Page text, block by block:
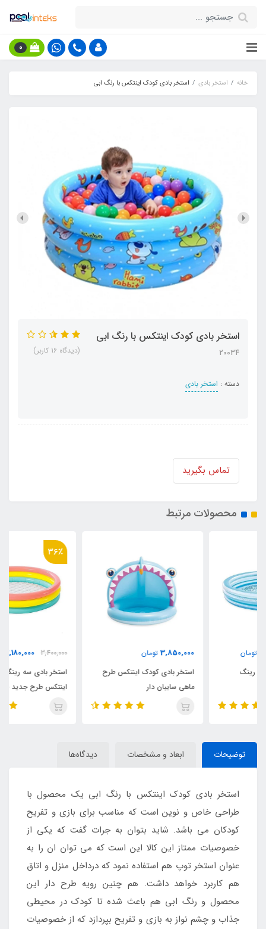
0
خانه استخر بادی استخر بادی کودک اینتکس با رنگ ابی
استخر بادی کودک اینتکس با رنگ ابی
20034
دسته : استخر بادی
(دیدگاه 16 کاربر)
تماس بگیرید
محصولات مرتبط
3,850,000
استخر بادی کودک اینتکس طرح
2,180,000 تومان
استخر بادی سه رینگ کودک
اینتکس طرح جدید قطر 147
توضیحات ابعاد و مشخصات دیدگاه‌ها
استخر بادی کودک اینتکس با رنگ ابی یک محصول با
طراحی خاص و نوین است که مناسب برای بازی و تفریح
کودکان می باشد. شاید بتوان به جرات گفت که یکی از
خصوصیات ممتاز این کالا این است که می توان ان را به
عنوان استخر توپ هم استفاده نمود که درداخل منزل و اتاق
هم کاربرد خواهد داشت. هم چنین رویه طرح دار این
محصول و رنگ ابی هم باعث شده تا کودک در محیطی
جذاب و چشم نواز به بازی و تفریح بپردازد که از خصوصیات